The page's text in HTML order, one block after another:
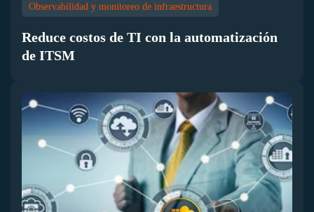
Observabilidad y monitoreo de infraestructura
Reduce costos de TI con la automatización
de ITSM